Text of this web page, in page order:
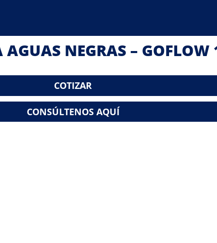
NEGRAS – GOFLOW
COTIZAR
CONSÚLTENOS AQUÍ